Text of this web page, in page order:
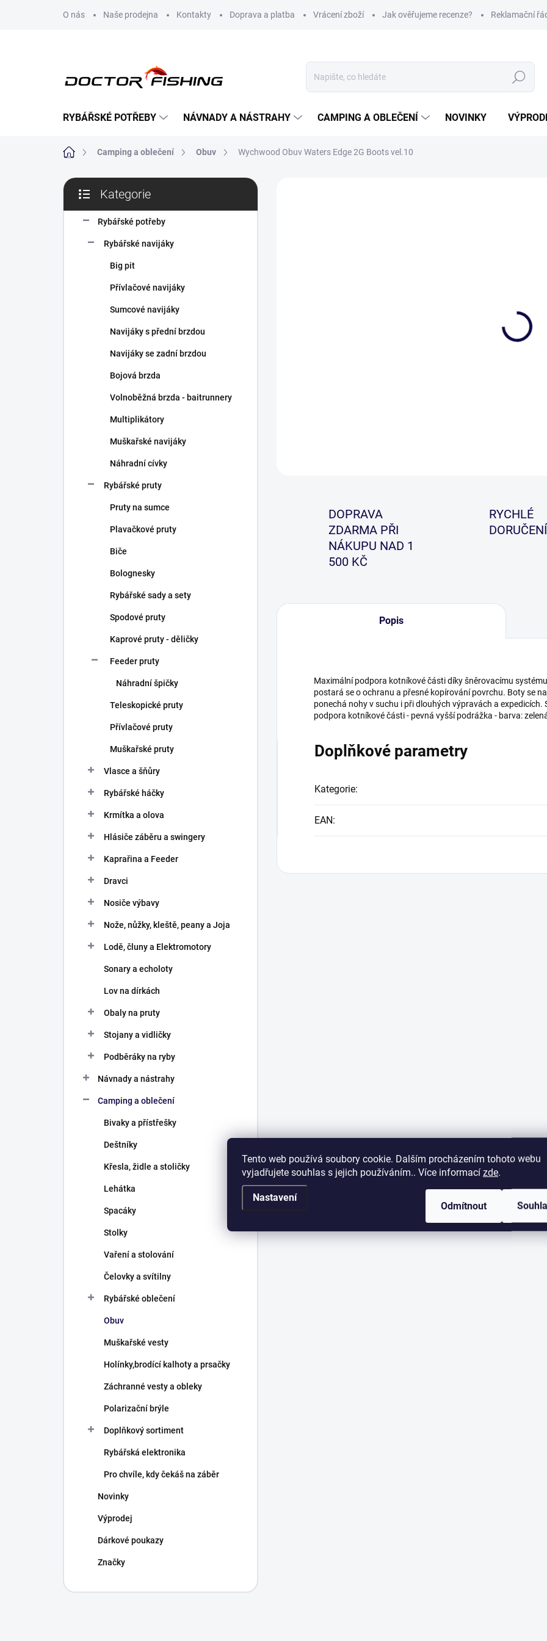
Tento web používá soubory cookie. Dalším procházením tohoto webu
vyjadřujete souhlas s jejich používáním.. Více informací zde.
Nastavení
Odmítnout
O nás Naše prodejna Kontakty Doprava a platba Vrácení zboží Jak ověřujeme recenze? Reklamační
Hledat
RYBÁŘSKÉ POTŘEBY NÁVNADY A NÁSTRAHY CAMPING A OBLEČENÍ NOVINKY
Domů Camping a oblečení Obuv Wychwood Obuv Waters Edge 2G Boots vel.10
P
s
kategorie
Kategorie
Rybářské potřeby
Rybářské navijáky
Big pit
Přívlačové navijáky
Sumcové navijáky
Navijáky s přední brzdou
Navijáky se zadní brzdou
Bojová brzda
Volnoběžná brzda - baitrunnery
Multiplikátory
Muškařské navijáky
Náhradní cívky
Rybářské pruty
Pruty na sumce
Plavačkové pruty
Biče
Bolognesky
Rybářské sady a sety
Spodové pruty
Kaprové pruty - děličky
Feeder pruty
Náhradní špičky
Teleskopické pruty
Přívlačové pruty
Muškařské pruty
Vlasce a šňůry
Rybářské háčky
Krmítka a olova
Hlásiče záběru a swingery
Kaprařina a Feeder
Dravci
Nosiče výbavy
Nože, nůžky, kleště, peany a Joja
Lodě, čluny a Elektromotory
Sonary a echoloty
Lov na dírkách
Obaly na pruty
Stojany a vidličky
Podběráky na ryby
Návnady a nástrahy
Camping a oblečení
Bivaky a přístřešky
Deštníky
Křesla, židle a stoličky
Lehátka
Spacáky
Stolky
Vaření a stolování
Čelovky a svítilny
Rybářské oblečení
Obuv
Muškařské vesty
Holínky,brodící kalhoty a prsačky
Záchranné vesty a obleky
Polarizační brýle
Doplňkový sortiment
Rybářská elektronika
Pro chvíle, kdy čekáš na záběr
Novinky
Výprodej
Dárkové poukazy
Značky
DOPRAVA
ZDARMA PŘI
NÁKUPU NAD 1
500 KČ
RYCHLÉ
DORUČENÍ
Popis
Maximální podpora kotníkové části díky šněrovacímu
postará se o ochranu a přesné kopírování povrchu. Boty se
ponechá nohy v suchu i při dlouhých výpravách a expedicích.
podpora kotníkové části - pevná vyšší podrážka - barva:
Doplňkové parametry
Kategorie:
EAN: